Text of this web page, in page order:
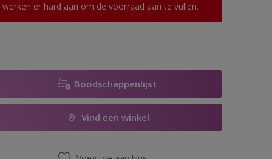
werken er hard aan om de voorraad aan te vullen.
Boodschappenlijst
Vind een winkel